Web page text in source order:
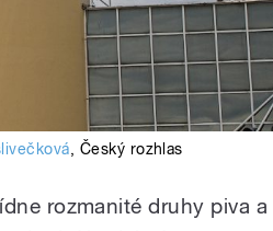
, Český rozhlas
rozmanité druhy piva a